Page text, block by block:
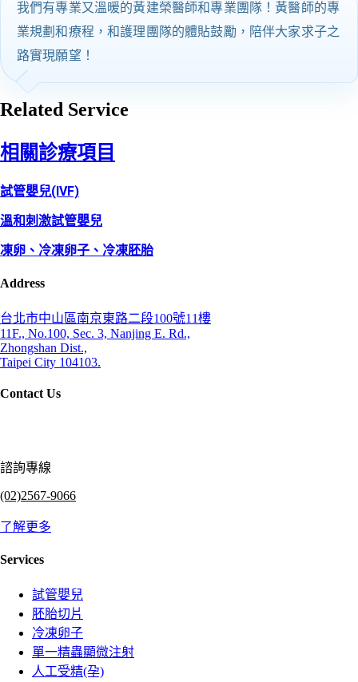
我們有專業又溫暖的黃建榮醫師和專業團隊！黃醫師的專
業規劃和療程，和護理團隊的體貼鼓勵，陪伴大家求子之
路實現願望！
Related Service
相關診療項目
試管嬰兒(IVF)
溫和刺激試管嬰兒
凍卵、冷凍卵子、冷凍胚胎
Address
台北市中山區南京東路二段100號11樓
11F., No.100, Sec. 3, Nanjing E. Rd.,
Zhongshan Dist.,
Taipei City 104103.
Contact Us
諮詢專線
(02)2567-9066
了解更多
Services
試管嬰兒
胚胎切片
冷凍卵子
單一精蟲顯微注射
人工受精(孕)